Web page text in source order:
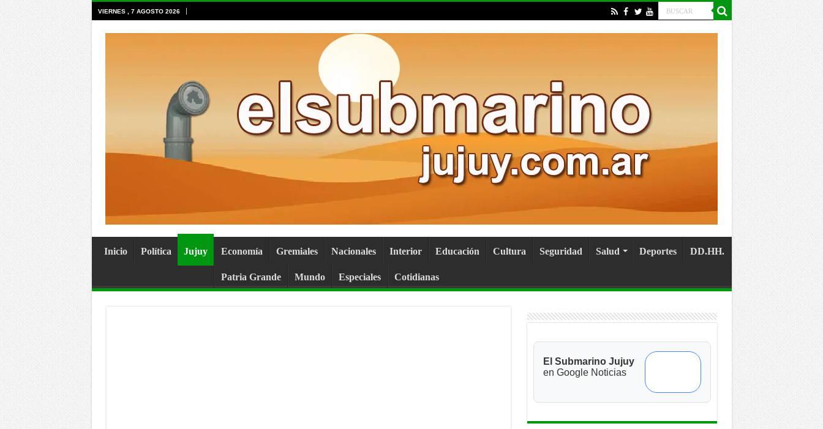
VIERNES , 7 AGOSTO 2026
Inicio Política Jujuy Economía Gremiales Nacionales Interior Educación Cultura Seguridad Salud Deportes DD.HH.
Patria Grande Mundo Especiales Cotidianas
El Submarino Jujuy
en Google Noticias